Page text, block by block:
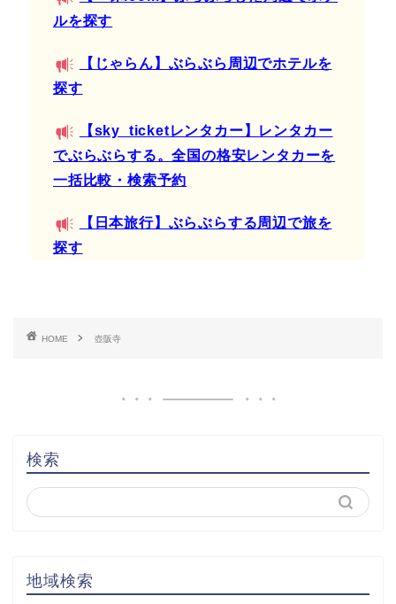
ルを探す
【じゃらん】ぶらぶら周辺でホテルを
探す
【sky_ticketレンタカー】レンタカー
でぶらぶらする。全国の格安レンタカーを
一括比較・検索予約
【日本旅行】ぶらぶらする周辺で旅を
探す
HOME 壺阪寺
検索
地域検索